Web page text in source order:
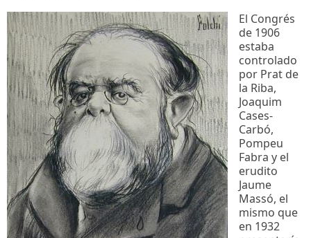
El Congrés
de 1906
estaba
controlado
por Prat de
la Riba,
Joaquim
Cases-
Carbó,
Pompeu
Fabra y el
erudito
Jaume
Massó, el
mismo que
en 1932